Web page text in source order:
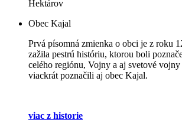
Hektárov
Obec Kajal
Prvá písomná zmienka o obci je z roku
zažila pestrú históriu, ktorou boli
celého regiónu, Vojny a aj svetové
viackrát poznačili aj obec Kajal.
viac z historie